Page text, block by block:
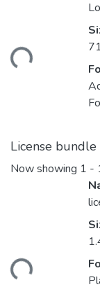
License bundle
Now showing 1 -